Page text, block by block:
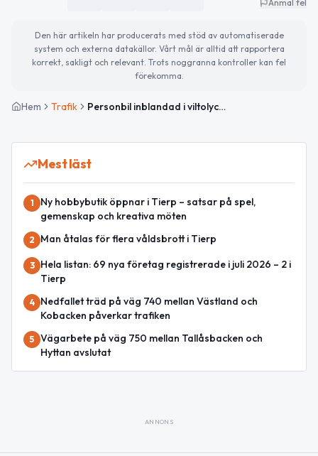
Anmäl fel
Den här artikeln har producerats med stöd av automatiserade
system och externa datakällor. Vårt mål är alltid att rapportera
korrekt, sakligt och relevant. Trots noggranna kontroller kan fel
förekomma.
Hem Trafik Personbil inblandad i viltolycka på väg 292 i Uppsala län
Mest läst
1
Ny hobbybutik öppnar i Tierp – satsar på spel,
gemenskap och kreativa möten
2 Man åtalas för flera våldsbrott i Tierp
3
Hela listan: 69 nya företag registrerade i juli 2026 – 2 i
Tierp
4
Nedfallet träd på väg 740 mellan Västland och
Kobacken påverkar trafiken
5 Vägarbete på väg 750 mellan Tallåsbacken och
Hyttan avslutat
ANNONS